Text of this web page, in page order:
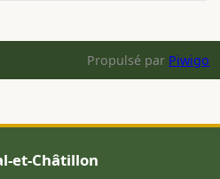
Propulsé par Piwigo
et-Châtillon